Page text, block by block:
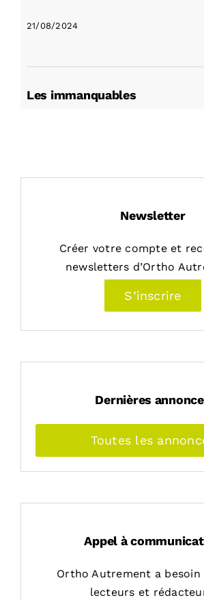
21/08/2024
Les immanquables
Newsletter
Créer votre compte et
newsletters d’Ortho
S’inscrire
Dernières
Toutes les
Appel à
Ortho Autrement a besoin
lecteurs et